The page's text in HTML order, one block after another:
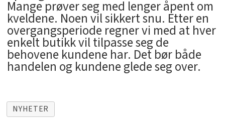
Mange prøver seg med lenger åpent om
kveldene. Noen vil sikkert snu. Etter en
overgangsperiode regner vi med at hver
enkelt butikk vil tilpasse seg de
behovene kundene har. Det bør både
handelen og kundene glede seg over.
NYHETER